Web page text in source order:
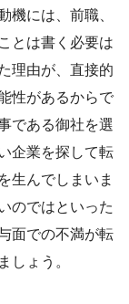
機には、前職、
とは書く必要は
理由が、直接的
性があるからで
である御社を選
企業を探して転
生んでしまいま
のではといった
面での不満が転
しょう。